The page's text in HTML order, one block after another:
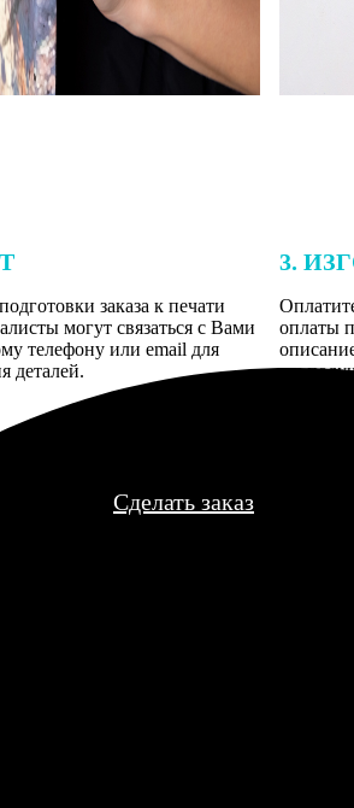
заказа к печати
могут связаться с Вами
телефону или email для
деталей.
3.
оплаты
вы
Сделать заказ
симпатишно, но некоторые